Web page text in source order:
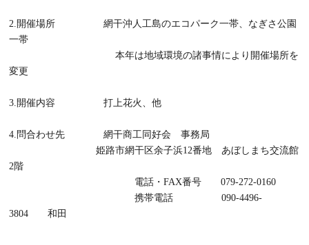
2.開催場所 網干沖人工島のエコパーク一帯、なぎさ公園
一帯
本年は地域環境の諸事情により開催場所を
変更
3.開催内容 打上花火、他
4.問合わせ先 網干商工同好会 事務局
姫路市網干区余子浜12番地 あぼしまち交流館
2階
電話・FAX番号 079-272-0160
携帯電話 090-4496-
3804 和田